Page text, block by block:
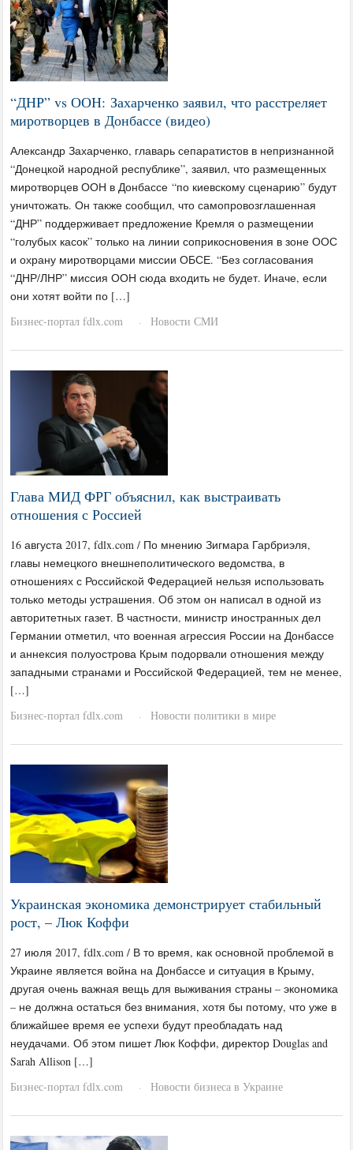
“ДНР” vs ООН: Захарченко заявил, что расстреляет
миротворцев в Донбассе (видео)
Александр Захарченко, главарь сепаратистов в непризнанной
“Донецкой народной республике”, заявил, что размещенных
миротворцев ООН в Донбассе “по киевскому сценарию” будут
уничтожать. Он также сообщил, что самопровозглашенная
“ДНР” поддерживает предложение Кремля о размещении
“голубых касок” только на линии соприкосновения в зоне ООС
и охрану миротворцами миссии ОБСЕ. “Без согласования
“ДНР/ЛНР” миссия ООН сюда входить не будет. Иначе, если
они хотят войти по […]
Бизнес-портал fdlx.com
· Новости СМИ
Глава МИД ФРГ объяснил, как выстраивать
отношения с Россией
16 августа 2017, fdlx.com / По мнению Зигмара Гарбриэля,
главы немецкого внешнеполитического ведомства, в
отношениях с Российской Федерацией нельзя использовать
только методы устрашения. Об этом он написал в одной из
авторитетных газет. В частности, министр иностранных дел
Германии отметил, что военная агрессия России на Донбассе
и аннексия полуострова Крым подорвали отношения между
западными странами и Российской Федерацией, тем не менее,
[…]
Бизнес-портал fdlx.com
· Новости политики в мире
Украинская экономика демонстрирует стабильный
рост, – Люк Коффи
27 июля 2017, fdlx.com / В то время, как основной проблемой в
Украине является война на Донбассе и ситуация в Крыму,
другая очень важная вещь для выживания страны – экономика
– не должна остаться без внимания, хотя бы потому, что уже в
ближайшее время ее успехи будут преобладать над
неудачами. Об этом пишет Люк Коффи, директор Douglas and
Sarah Allison […]
Бизнес-портал fdlx.com
· Новости бизнеса в Украине